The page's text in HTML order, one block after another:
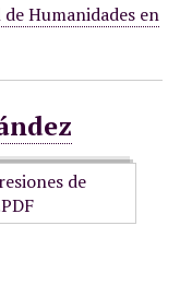
Humanidades en